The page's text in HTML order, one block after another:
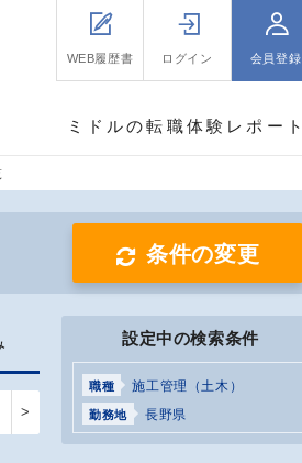
WEB履歴書 ログイン 会員登録
ミドルの転職体験レポート
条件の変更
>
設定中の検索条件
職種 施工管理（土木）
勤務地 長野県